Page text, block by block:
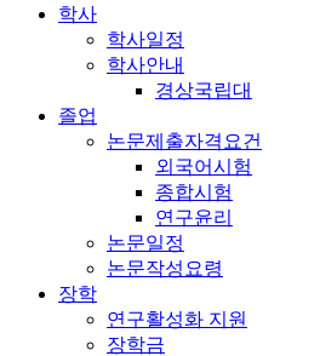
학사
학사일정
학사안내
경상국립대
졸업
논문제출자격요건
외국어시험
종합시험
연구윤리
논문일정
논문작성요령
장학
연구활성화 지원
장학금